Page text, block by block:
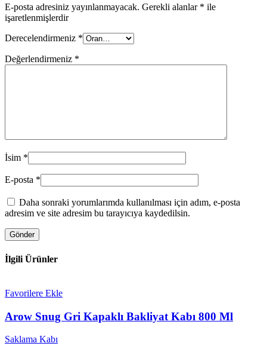
E-posta adresiniz yayınlanmayacak. Gerekli alanlar * ile
işaretlenmişlerdir
Derecelendirmeniz *
Değerlendirmeniz *
İsim *
E-posta *
Daha sonraki yorumlarımda kullanılması için adım, e-posta
adresim ve site adresim bu tarayıcıya kaydedilsin.
İlgili Ürünler
Favorilere Ekle
Arow Snug Gri Kapaklı Bakliyat Kabı 800 Ml
Saklama Kabı